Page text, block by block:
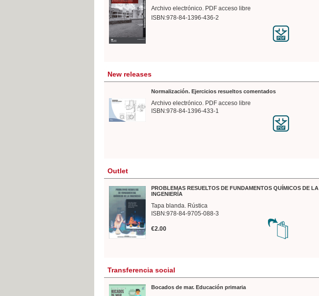
Archivo electrónico. PDF acceso libre
ISBN:978-84-1396-436-2
New releases
Normalización. Ejercicios resueltos comentados
Archivo electrónico. PDF acceso libre
ISBN:978-84-1396-433-1
Outlet
PROBLEMAS RESUELTOS DE FUNDAMENTOS QUÍMICOS DE LA
INGENIERÍA
Tapa blanda. Rústica
ISBN:978-84-9705-088-3
€2.00
Transferencia social
Bocados de mar. Educación primaria